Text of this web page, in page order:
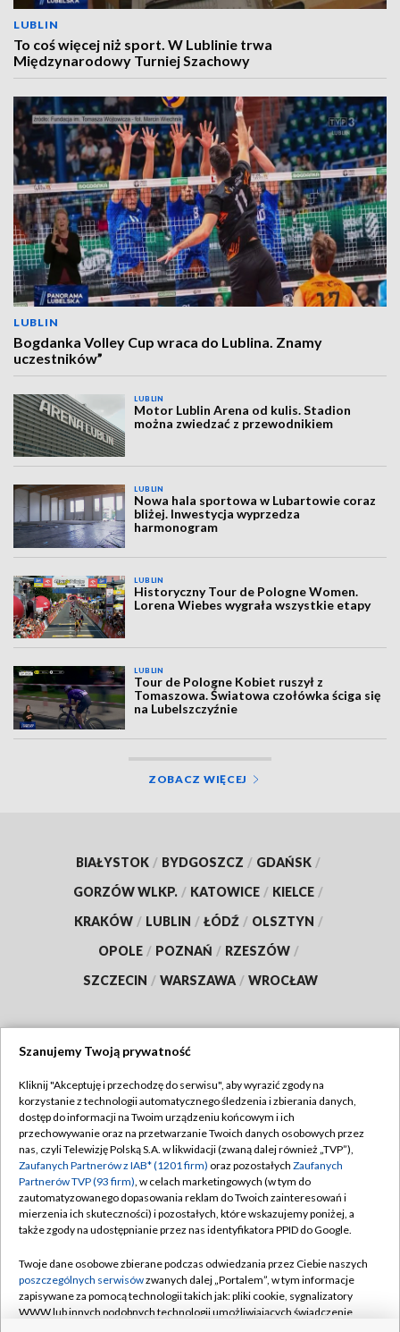
LUBLIN
To coś więcej niż sport. W Lublinie trwa
Międzynarodowy Turniej Szachowy
LUBLIN
Bogdanka Volley Cup wraca do Lublina. Znamy
uczestników”
LUBLIN
Motor Lublin Arena od kulis. Stadion
można zwiedzać z przewodnikiem
LUBLIN
Nowa hala sportowa w Lubartowie coraz
bliżej. Inwestycja wyprzedza
harmonogram
LUBLIN
Historyczny Tour de Pologne Women.
Lorena Wiebes wygrała wszystkie etapy
LUBLIN
Tour de Pologne Kobiet ruszył z
Tomaszowa. Światowa czołówka ściga się
na Lubelszczyźnie
ZOBACZ WIĘCEJ
BIAŁYSTOK / BYDGOSZCZ / GDAŃSK /
GORZÓW WLKP. / KATOWICE / KIELCE /
KRAKÓW / LUBLIN / ŁÓDŹ / OLSZTYN /
OPOLE / POZNAŃ / RZESZÓW /
SZCZECIN / WARSZAWA / WROCŁAW
TVP
Abonament TVP
Emisja w TVP
Centrum informacji TVP
Naziemna Telewizja Cyfrowa
Rada Programowa
System NOS
Regulamin TVP
Polityka prywatności
Moje zgody
Pomoc
Kontakt
Szanujemy Twoją prywatność
Kliknij "Akceptuję i przechodzę do serwisu", aby wyrazić zgody na
korzystanie z technologii automatycznego śledzenia i zbierania danych,
dostęp do informacji na Twoim urządzeniu końcowym i ich
przechowywanie oraz na przetwarzanie Twoich danych osobowych przez
nas, czyli Telewizję Polską S.A. w likwidacji (zwaną dalej również „TVP”),
Zaufanych Partnerów z IAB* (1201 firm) oraz pozostałych Zaufanych
Partnerów TVP (93 firm), w celach marketingowych (w tym do
zautomatyzowanego dopasowania reklam do Twoich zainteresowań i
mierzenia ich skuteczności) i pozostałych, które wskazujemy poniżej, a
także zgody na udostępnianie przez nas identyfikatora PPID do Google.
Twoje dane osobowe zbierane podczas odwiedzania przez Ciebie naszych
poszczególnych serwisówzwanych dalej „Portalem”, w tym informacje
zapisywane za pomocą technologii takich jak: pliki cookie, sygnalizatory
WWW lub innych podobnych technologii umożliwiających świadczenie